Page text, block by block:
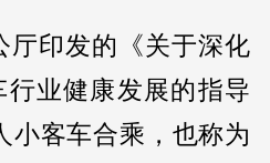
厅印发的《关于深化
业健康发展的指导
小客车合乘，也称为